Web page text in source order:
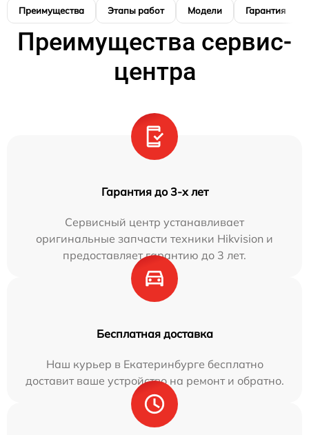
Преимущества Этапы работ Модели Гарантия
Преимущества сервис-
центра
Гарантия до 3-х лет
Сервисный центр устанавливает
оригинальные запчасти техники Hikvision и
предоставляет гарантию до 3 лет.
Бесплатная доставка
Наш курьер в Екатеринбурге бесплатно
доставит ваше устройство на ремонт и обратно.